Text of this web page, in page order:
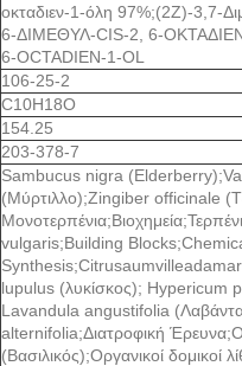
οκταδιεν-1-όλη 97%;(2Ζ)-3,7-
6-ΔΙΜΕΘΥΛ-CIS-2, 6-
6-OCTADIEN-1-OL
106-25-2
C10H18O
154.25
203-378-7
Sambucus nigra
(Μύρτιλλο);Zingiber officinale
vulgaris;Building
lupulus (λυκίσκος); Hypericum
Lavandula angustifolia
alternifolia;Διατροφική
(Βασιλικός);Οργανικοί δομικοί